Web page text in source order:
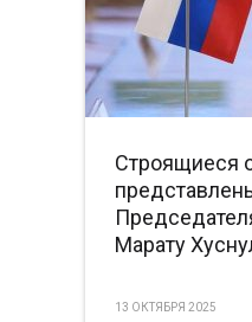
Строящиеся
Марату
13 ОКТЯБРЯ 2025